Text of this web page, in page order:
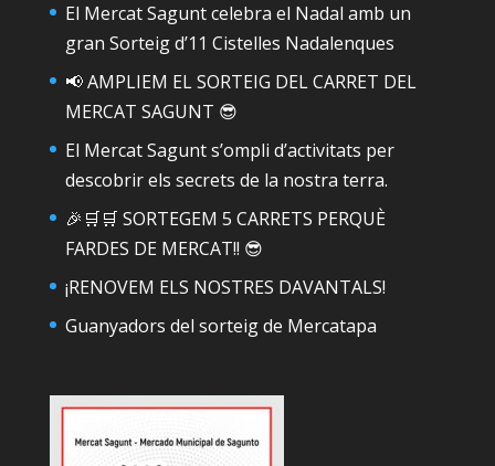
El Mercat Sagunt celebra el Nadal amb un
gran Sorteig d’11 Cistelles Nadalenques
📢 AMPLIEM EL SORTEIG DEL CARRET DEL
MERCAT SAGUNT 😎
El Mercat Sagunt s’ompli d’activitats per
descobrir els secrets de la nostra terra.
🎉🛒🛒 SORTEGEM 5 CARRETS PERQUÈ
FARDES DE MERCAT!! 😎
¡RENOVEM ELS NOSTRES DAVANTALS!
Guanyadors del sorteig de Mercatapa